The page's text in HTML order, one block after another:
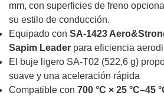
mm, con superficies de freno
su estilo de conducción.
Equipado con SA-1423
Sapim Leader para eficiencia
El buje ligero SA-T02 (522,6 g)
suave y una aceleración rápida
Compatible con 700 °C × 25 °C–45